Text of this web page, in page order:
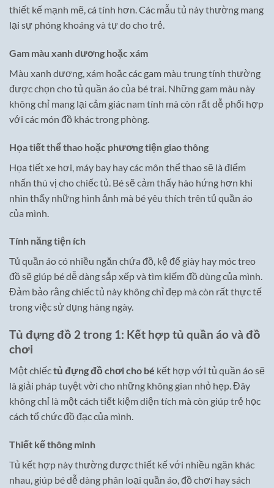
thiết kế mạnh mẽ, cá tính hơn. Các mẫu tủ này thường mang
lại sự phóng khoáng và tự do cho trẻ.
Gam màu xanh dương hoặc xám
Màu xanh dương, xám hoặc các gam màu trung tính thường
được chọn cho tủ quần áo của bé trai. Những gam màu này
không chỉ mang lại cảm giác nam tính mà còn rất dễ phối hợp
với các món đồ khác trong phòng.
Họa tiết thể thao hoặc phương tiện giao thông
Họa tiết xe hơi, máy bay hay các môn thể thao sẽ là điểm
nhấn thú vị cho chiếc tủ. Bé sẽ cảm thấy hào hứng hơn khi
nhìn thấy những hình ảnh mà bé yêu thích trên tủ quần áo
của mình.
Tính năng tiện ích
Tủ quần áo có nhiều ngăn chứa đồ, kệ để giày hay móc treo
đồ sẽ giúp bé dễ dàng sắp xếp và tìm kiếm đồ dùng của mình.
Đảm bảo rằng chiếc tủ này không chỉ đẹp mà còn rất thực tế
trong việc sử dụng hàng ngày.
Tủ đựng đồ 2 trong 1: Kết hợp tủ quần áo và đồ
chơi
Một chiếctủ đựng đồ chơi cho bé kết hợp với tủ quần áo sẽ
là giải pháp tuyệt vời cho những không gian nhỏ hẹp. Đây
không chỉ là một cách tiết kiệm diện tích mà còn giúp trẻ học
cách tổ chức đồ đạc của mình.
Thiết kế thông minh
Tủ kết hợp này thường được thiết kế với nhiều ngăn khác
nhau, giúp bé dễ dàng phân loại quần áo, đồ chơi hay sách